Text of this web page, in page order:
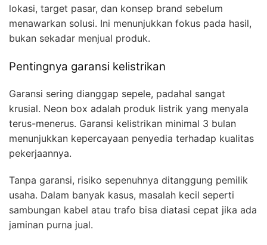
lokasi, target pasar, dan konsep brand sebelum
menawarkan solusi. Ini menunjukkan fokus pada hasil,
bukan sekadar menjual produk.
Pentingnya garansi kelistrikan
Garansi sering dianggap sepele, padahal sangat
krusial. Neon box adalah produk listrik yang menyala
terus-menerus. Garansi kelistrikan minimal 3 bulan
menunjukkan kepercayaan penyedia terhadap kualitas
pekerjaannya.
Tanpa garansi, risiko sepenuhnya ditanggung pemilik
usaha. Dalam banyak kasus, masalah kecil seperti
sambungan kabel atau trafo bisa diatasi cepat jika ada
jaminan purna jual.